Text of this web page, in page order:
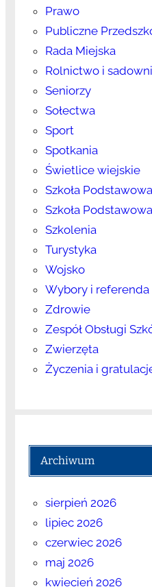
Prawo
Publiczne
Rada Miejska
Rolnictwo i
Seniorzy
Sołectwa
Sport
Spotkania
Świetlice wiejskie
Szkoła
Szkoła
Szkolenia
Turystyka
Wojsko
Wybory i referenda
Zdrowie
Zespół Obsługi
Zwierzęta
Życzenia i
Archiwum
sierpień 2026
lipiec 2026
czerwiec 2026
maj 2026
kwiecień 2026